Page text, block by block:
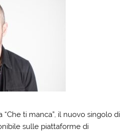
“Che ti manca”, il nuovo singolo di
sulle piattaforme di